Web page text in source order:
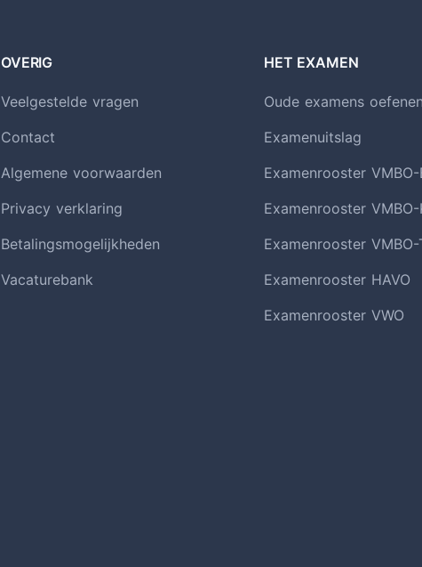
OVERIG
Veelgestelde vragen
Contact
Algemene voorwaarden
Privacy verklaring
Betalingsmogelijkheden
Vacaturebank
HET EXAMEN
Oude examens oefenen
Examenuitslag
Examenrooster VMBO-
Examenrooster VMBO-
Examenrooster VMBO-
Examenrooster HAVO
Examenrooster VWO